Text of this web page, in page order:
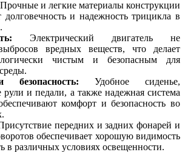
Прочные и легкие материалы конструкции
долговечность и надежность трицикла в
Электрический двигатель не
вредных веществ, что делает
чистым и безопасным для
Удобное сиденье,
рули и педали, а также надежная система
комфорт и безопасность во
передних и задних фонарей и
обеспечивает хорошую видимость
в различных условиях освещенности.